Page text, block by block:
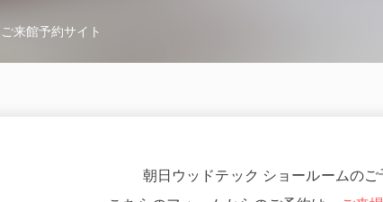
ご来館予約サイト
朝日ウッドテック ショールームのご